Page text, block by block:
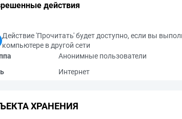
действия
Действие 'Прочитать' будет доступно, если вы
компьютере в другой сети
Анонимные пользователи
Интернет
ХРАНЕНИЯ